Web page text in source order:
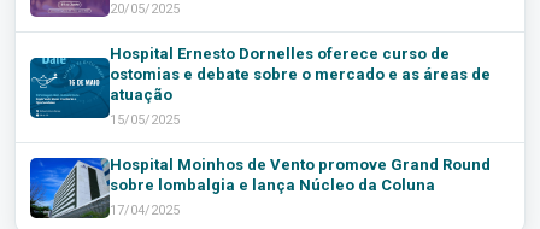
20/05/2025
Hospital Ernesto Dornelles oferece curso de
ostomias e debate sobre o mercado e as áreas de
atuação
15/05/2025
Hospital Moinhos de Vento promove Grand Round
sobre lombalgia e lança Núcleo da Coluna
17/04/2025